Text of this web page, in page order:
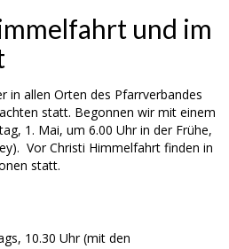
und im
in allen Orten des Pfarrverbandes
statt. Begonnen wir mit einem
1. Mai, um 6.00 Uhr in der Frühe,
Vor Christi Himmelfahrt finden in
statt.
10.30 Uhr (mit den